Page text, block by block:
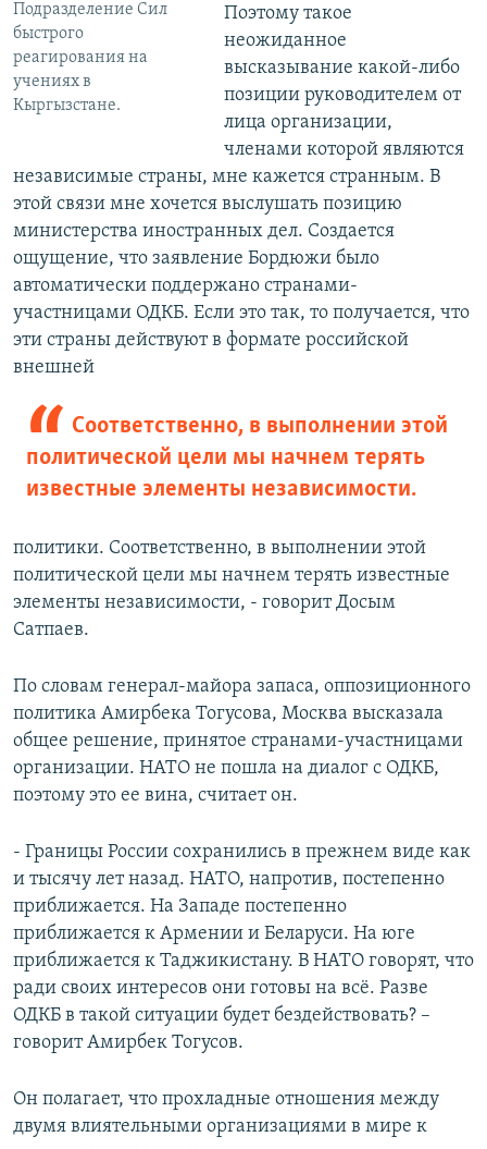
Подразделение Сил
быстрого
реагирования на
учениях в
Кыргызстане.
Поэтому такое
неожиданное
высказывание какой-либо
позиции руководителем от
лица организации,
членами которой являются
независимые страны, мне кажется странным. В
этой связи мне хочется выслушать позицию
министерства иностранных дел. Создается
ощущение, что заявление Бордюжи было
автоматически поддержано странами-
участницами ОДКБ. Если это так, то получается, что
эти страны действуют в формате российской
внешней
Соответственно, в выполнении этой
политической цели мы начнем терять
известные элементы независимости.
политики. Соответственно, в выполнении этой
политической цели мы начнем терять известные
элементы независимости, - говорит Досым
Сатпаев.
По словам генерал-майора запаса, оппозиционного
политика Амирбека Тогусова, Москва высказала
общее решение, принятое странами-участницами
организации. НАТО не пошла на диалог с ОДКБ,
поэтому это ее вина, считает он.
- Границы России сохранились в прежнем виде как
и тысячу лет назад. НАТО, напротив, постепенно
приближается. На Западе постепенно
приближается к Армении и Беларуси. На юге
приближается к Таджикистану. В НАТО говорят, что
ради своих интересов они готовы на всё. Разве
ОДКБ в такой ситуации будет бездействовать? –
говорит Амирбек Тогусов.
Он полагает, что прохладные отношения между
двумя влиятельными организациями в мире к